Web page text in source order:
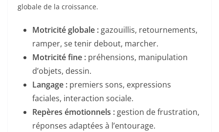
globale de la croissance.
Motricité globale : gazouillis, retournements,
ramper, se tenir debout, marcher.
Motricité fine : préhensions, manipulation
d’objets, dessin.
Langage : premiers sons, expressions
faciales, interaction sociale.
Repères émotionnels : gestion de frustration,
réponses adaptées à l’entourage.